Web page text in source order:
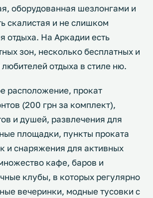
оборудованная шезлонгами и
скалистая и не слишком
отдыха. На Аркадии есть
зон, несколько бесплатных и
отдыха в стиле ню.
расположение, прокат
(200 грн за комплект),
и душей, развлечения для
площадки, пункты проката
и снаряжения для активных
кафе, баров и
клубы, в которых регулярно
вечеринки, модные тусовки с